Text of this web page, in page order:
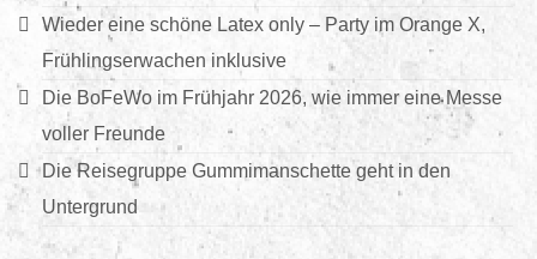
Wieder eine schöne Latex only – Party im Orange X,
Frühlingserwachen inklusive
Die BoFeWo im Frühjahr 2026, wie immer eine Messe
voller Freunde
Die Reisegruppe Gummimanschette geht in den
Untergrund